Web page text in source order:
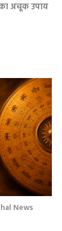
अचूक उपाय
News